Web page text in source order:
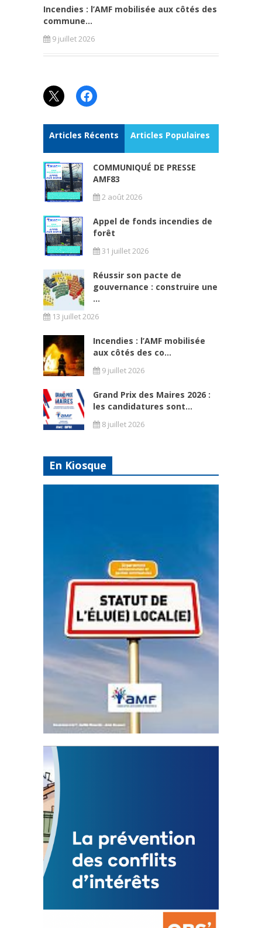
Incendies : l’AMF mobilisée aux côtés des
commune...
9 juillet 2026
X Facebook
Articles Récents Articles Populaires
COMMUNIQUÉ DE PRESSE
AMF83
2 août 2026
Appel de fonds incendies de
forêt
31 juillet 2026
Réussir son pacte de
gouvernance : construire une
...
13 juillet 2026
Incendies : l’AMF mobilisée
aux côtés des co...
9 juillet 2026
Grand Prix des Maires 2026 :
les candidatures sont...
8 juillet 2026
En Kiosque
Statut de l’élu local
3 avril 2024
Mise à jour avril 2024
FEUILLETER